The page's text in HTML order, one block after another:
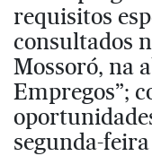
requisitos
consultados
Mossoró, na
Empregos”;
segunda-